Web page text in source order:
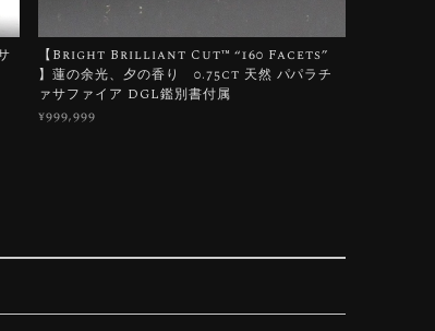
【Bright Brilliant Cut™️ “160 Facets”
】蓮の余光、夕の香り 0.75ct 天然 パパラチ
ァサファイア DGL鑑別書付属
¥999,999